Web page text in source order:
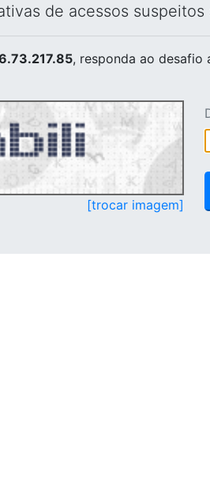
de acessos
, responda ao desafio
[trocar imagem]